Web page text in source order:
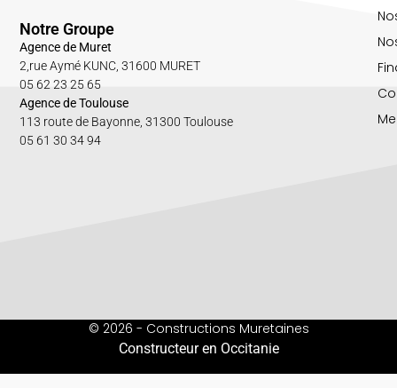
Notre Groupe
Agence de Muret
2,rue Aymé KUNC, 31600 MURET
05 62 23 25 65
Agence de Toulouse
113 route de Bayonne, 31300 Toulouse
05 61 30 34 94
© 2026 - Constructions Muretaines
Constructeur en Occitanie